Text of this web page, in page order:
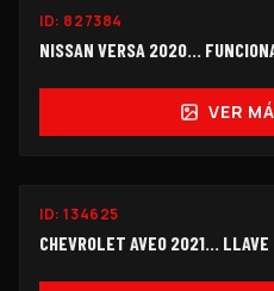
ID: 827384
NISSAN VERSA 2020...
VER
ID:134625
CHEVROLET AVEO 2021...